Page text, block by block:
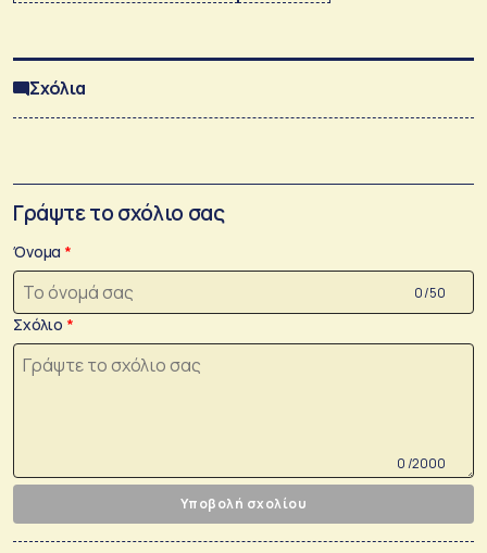
Σχόλια
Γράψτε το σχόλιο σας
Όνομα
0 /50
Σχόλιο
0 /2000
Υποβολή σχολίου